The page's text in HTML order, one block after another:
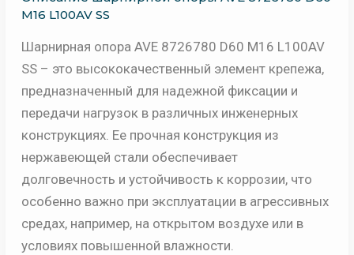
М16 L100AV SS
Шарнирная опора AVE 8726780 D60 М16 L100AV
SS – это высококачественный элемент крепежа,
предназначенный для надежной фиксации и
передачи нагрузок в различных инженерных
конструкциях. Ее прочная конструкция из
нержавеющей стали обеспечивает
долговечность и устойчивость к коррозии, что
особенно важно при эксплуатации в агрессивных
средах, например, на открытом воздухе или в
условиях повышенной влажности.